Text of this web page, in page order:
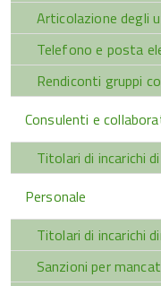
Articolazione degli
Telefono e posta
Rendiconti gruppi
Consulenti e
Titolari di incarichi
Personale
Titolari di incarichi
Sanzioni per